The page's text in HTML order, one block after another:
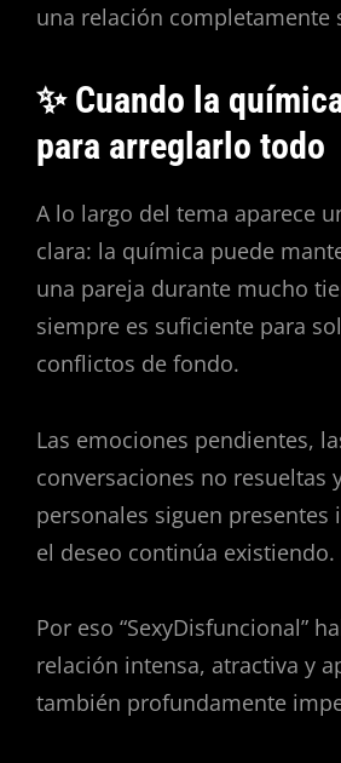
una relación completamente
✨ Cuando la
para arreglarlo todo
A lo largo del tema aparece
clara: la química puede
una pareja durante mucho
siempre es suficiente para
conflictos de fondo.
Las emociones pendientes,
conversaciones no resueltas
personales siguen presentes
el deseo continúa existiendo.
Por eso “SexyDisfuncional”
relación intensa, atractiva y
también profundamente